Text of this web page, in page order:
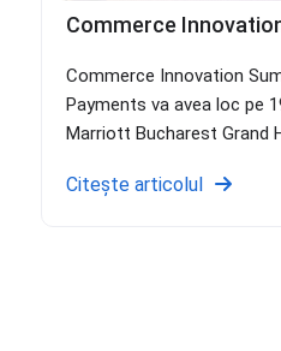
Commerce
Commerce Innovation
Payments va avea loc pe
Marriott Bucharest Grand
Citește articolul